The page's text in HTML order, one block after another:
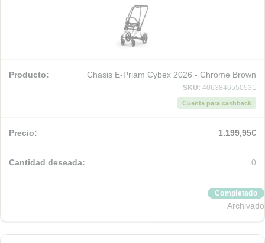
Chasis E-Priam Cybex 2026 - Chrome Brown
SKU: 4063846550531
Cuenta para cashback
1.199,95€
0
Completado
Archivado